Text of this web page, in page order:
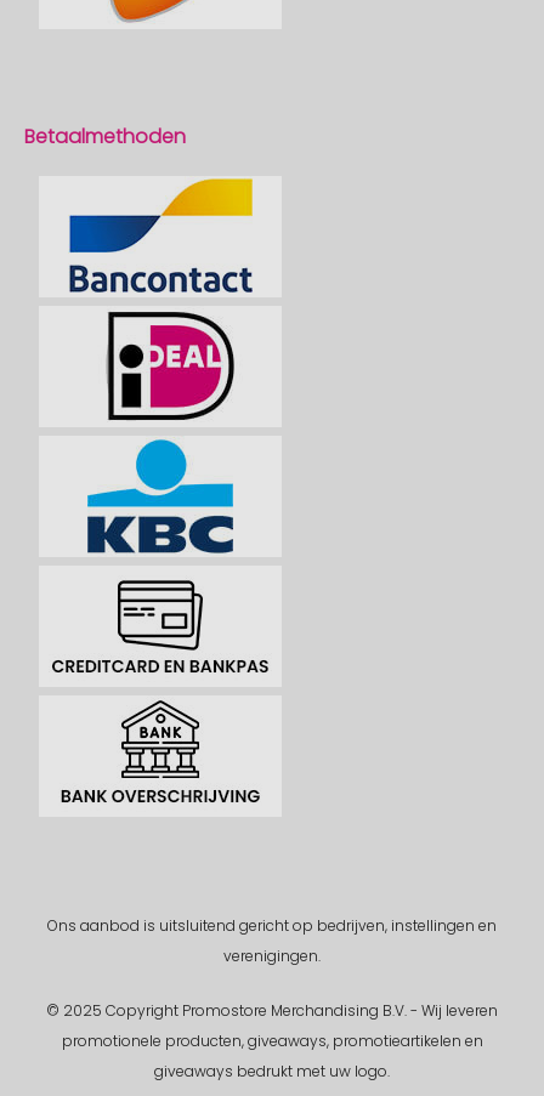
Betaalmethoden
Ons aanbod is uitsluitend gericht op bedrijven, instellingen en
verenigingen.
© 2025 Copyright Promostore Merchandising B.V. - Wij leveren
promotionele producten, giveaways, promotieartikelen en
giveaways bedrukt met uw logo.